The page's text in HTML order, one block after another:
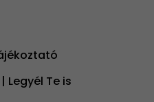
Legyél Te is